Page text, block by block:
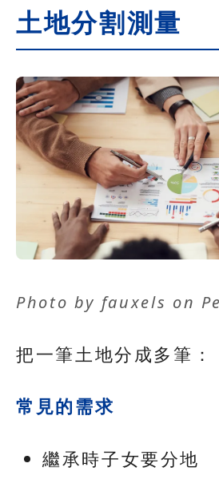
土地分割測量
Photo by fauxels on
把一筆土地分成多筆：
常見的需求
繼承時子女要分地